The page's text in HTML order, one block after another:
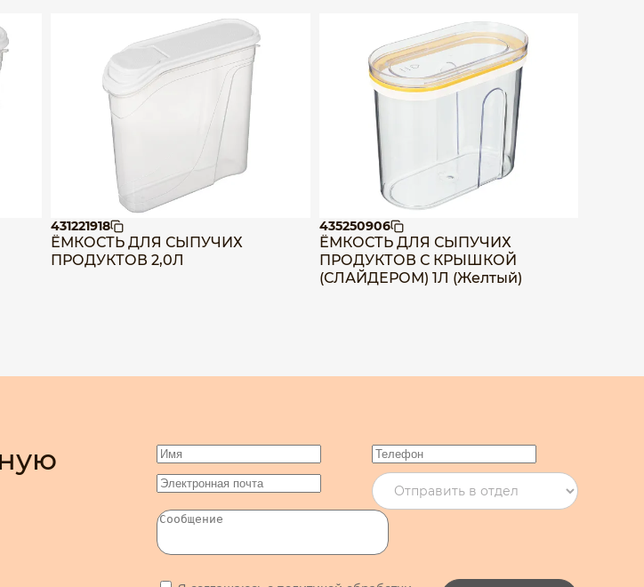
431221918
ЁМКОСТЬ ДЛЯ СЫПУЧИХ
ПРОДУКТОВ 2,0Л
435250906
ЁМКОСТЬ ДЛЯ СЫПУЧИХ
ПРОДУКТОВ С КРЫШКОЙ
(СЛАЙДЕРОМ) 1Л (Желтый)